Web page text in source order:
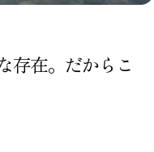
存在。だからこ